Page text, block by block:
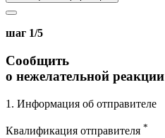
шаг 1/5
Сообщить
о нежелательной реакции
1. Информация об отправителе
Квалификация отправителя *